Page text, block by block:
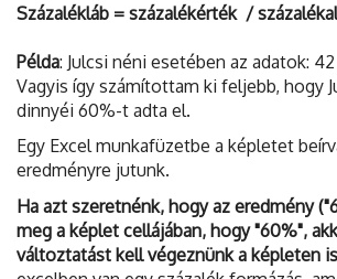
Százalékláb = százalékérték /
Példa: Julcsi néni esetében az adatok:
Vagyis így számítottam ki feljebb, hogy
dinnyéi 60%-t adta el.
Egy Excel munkafüzetbe a képletet
eredményre jutunk.
Ha azt szeretnénk, hogy az eredmény
meg a képlet cellájában, hogy "60%",
változtatást kell végeznünk a képleten